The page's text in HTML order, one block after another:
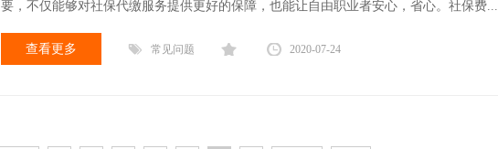
要，不仅能够对社保代缴服务提供更好的保障，也能让自由职业者安心，省心。社保费...
查看更多 常见问题 2020-07-24